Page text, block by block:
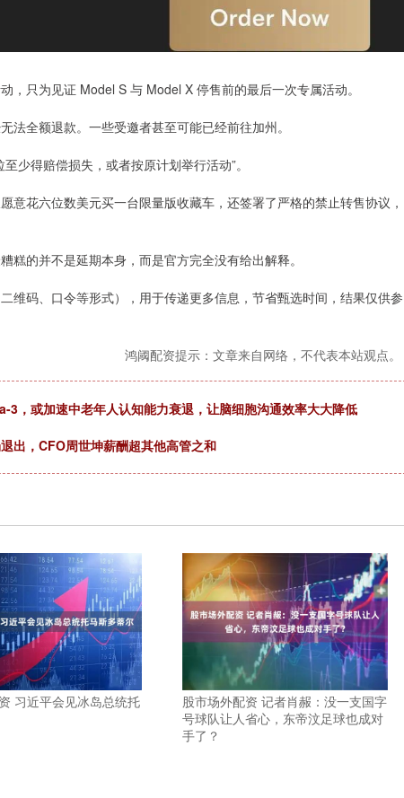
只为见证 Model S 与 Model X 停售前的最后一次专属活动。
全额退款。一些受邀者甚至可能已经前往加州。
少得赔偿损失，或者按原计划举行活动”。
意花六位数美元买一台限量版收藏车，还签署了严格的禁止转售协议，
的并不是延期本身，而是官方完全没有给出解释。
维码、口令等形式），用于传递更多信息，节省甄选时间，结果仅供参
鸿阈配资提示：文章来自网络，不代表本站观点。
，或加速中老年人认知能力衰退，让脑细胞沟通效率大大降低
出，CFO周世坤薪酬超其他高管之和
习近平会见冰岛总统托
股市场外配资 记者肖赧：没一支国字
号球队让人省心，东帝汶足球也成对
手了？